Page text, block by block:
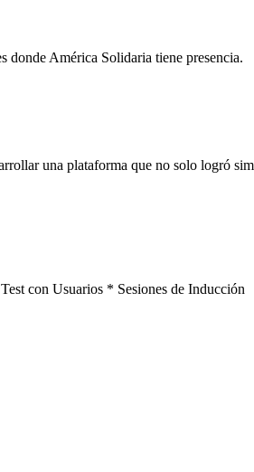
donde América Solidaria tiene presencia.
una plataforma que no solo logró
con Usuarios * Sesiones de Inducción